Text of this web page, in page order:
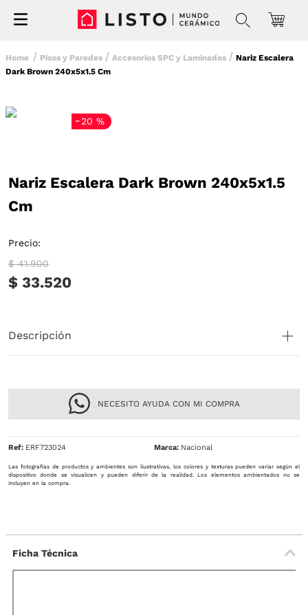
Pisos y Paredes Accesorios SPC y Laminados
Nariz Escalera
Dark Brown 240x5x1.5 Cm
-20 %
Nariz Escalera Dark Brown 240x5x1.5
Cm
Precio:
$ 41.900
$ 33.520
Descripción
NECESITO AYUDA CON MI COMPRA
Ref: ERF723024 Nacional
Las fotografías de productos y ambientes son ilustrativas, los colores y texturas pueden variar según el
dispositivo donde se visualicen y pueden diferir de la realidad. Los elementos ambientados no se
incluyen en la compra.
Ficha Técnica